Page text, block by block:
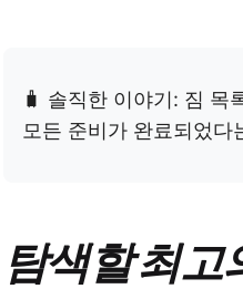
🧳 솔직한 이야기: 짐 목
모든 준비가 완료되었다
탐색할 최고